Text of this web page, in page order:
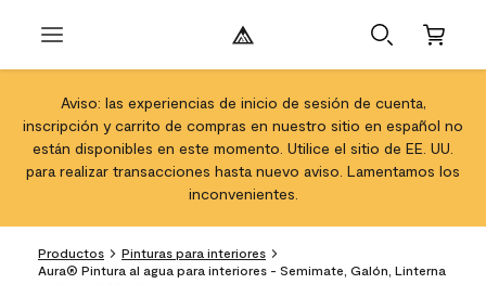
Aviso: las experiencias de inicio de sesión de cuenta,
inscripción y carrito de compras en nuestro sitio en español no
están disponibles en este momento. Utilice el sitio de EE. UU.
para realizar transacciones hasta nuevo aviso. Lamentamos los
inconvenientes.
Productos
Pinturas para interiores
Aura® Pintura al agua para interiores - Semimate, Galón, Linterna